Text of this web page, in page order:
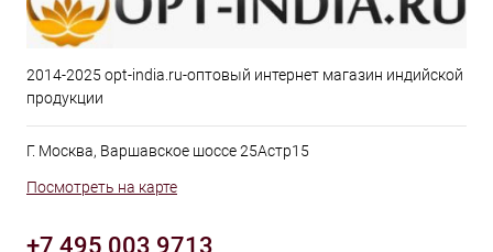
2014-2025 opt-india.ru-оптовый интернет магазин индийской
продукции
Г. Москва, Варшавское шоссе 25Астр15
Посмотреть на карте
+7 495 003 9713